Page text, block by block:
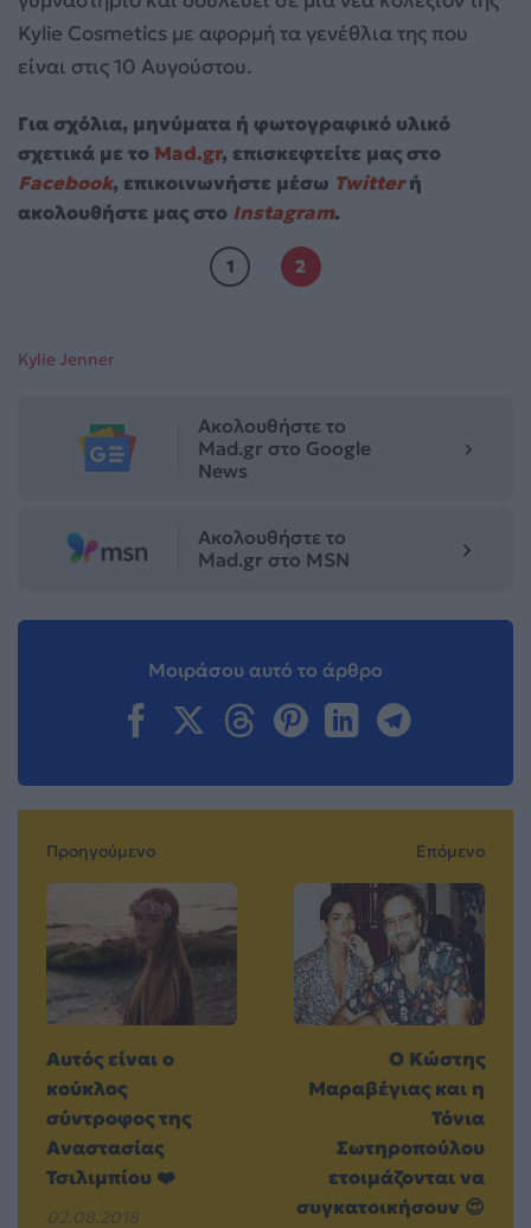
Kylie Cosmetics με αφορμή τα γενέθλια της που
είναι στις 10 Αυγούστου.
Για σχόλια, μηνύματα ή φωτογραφικό υλικό
σχετικά με το Mad.gr, επισκεφτείτε μας στο
Facebook, επικοινωνήστε μέσω Twitterή
ακολουθήστε μας στο Instagram.
1 2
Kylie Jenner
Ακολουθήστε το
Mad.gr στο Google
News
Ακολουθήστε το
Mad.gr στο MSN
Μοιράσου αυτό το άρθρο
Προηγούμενο
Αυτός είναι ο
κούκλος
σύντροφος της
Αναστασίας
Τσιλιμπίου ❤️
02.08.2018
Επόμενο
Ο Κώστης
Μαραβέγιας και η
Τόνια
Σωτηροπούλου
ετοιμάζονται να
συγκατοικήσουν 😍